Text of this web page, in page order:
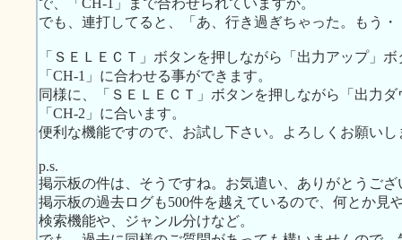
で、「CH-1」まで合わせられていますか。
でも、連打してると、「あ、行き過ぎちゃった。もう
「ＳＥＬＥＣＴ」ボタンを押しながら「出力アップ」
「CH-1」に合わせる事ができます。
同様に、「ＳＥＬＥＣＴ」ボタンを押しながら「出力
「CH-2」に合います。
便利な機能ですので、お試し下さい。よろしくお願いし
p.s.
掲示板の件は、そうですね。お気遣い、ありがとうござ
掲示板の過去ログも500件を越えているので、何とか見
検索機能や、ジャンル分けなど。